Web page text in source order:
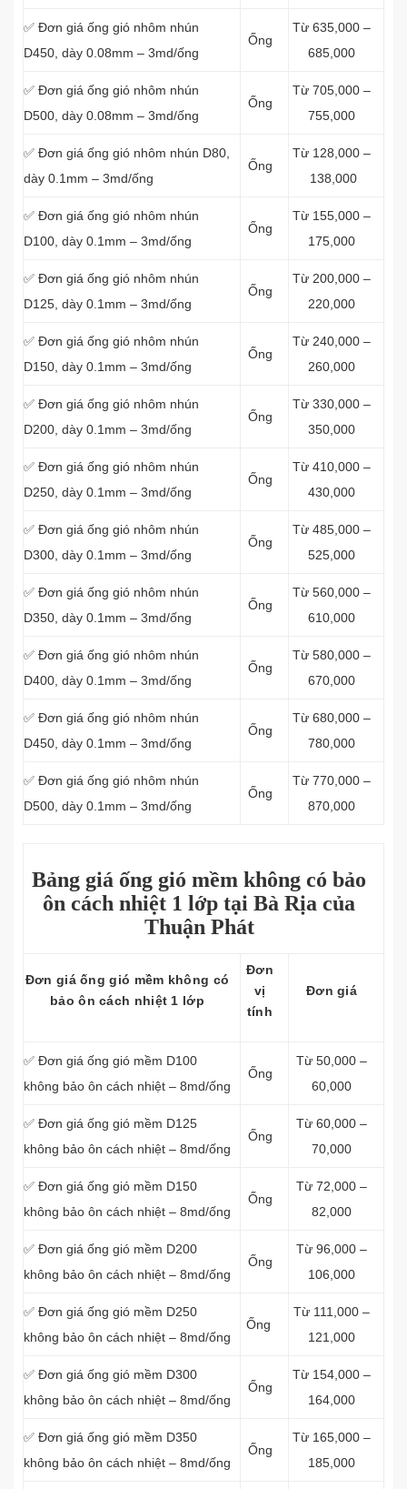
✅ Đơn giá ống gió nhôm nhún
D450, dày 0.08mm – 3md/ống
Ống
Từ 635,000 –
685,000
✅ Đơn giá ống gió nhôm nhún
D500, dày 0.08mm – 3md/ống
Ống
Từ 705,000 –
755,000
✅ Đơn giá ống gió nhôm nhún D80,
dày 0.1mm – 3md/ống
Ống
Từ 128,000 –
138,000
✅ Đơn giá ống gió nhôm nhún
D100, dày 0.1mm – 3md/ống
Ống
Từ 155,000 –
175,000
✅ Đơn giá ống gió nhôm nhún
D125, dày 0.1mm – 3md/ống
Ống
Từ 200,000 –
220,000
✅ Đơn giá ống gió nhôm nhún
D150, dày 0.1mm – 3md/ống
Ống
Từ 240,000 –
260,000
✅ Đơn giá ống gió nhôm nhún
D200, dày 0.1mm – 3md/ống
Ống
Từ 330,000 –
350,000
✅ Đơn giá ống gió nhôm nhún
D250, dày 0.1mm – 3md/ống
Ống
Từ 410,000 –
430,000
✅ Đơn giá ống gió nhôm nhún
D300, dày 0.1mm – 3md/ống
Ống
Từ 485,000 –
525,000
✅ Đơn giá ống gió nhôm nhún
D350, dày 0.1mm – 3md/ống
Ống
Từ 560,000 –
610,000
✅ Đơn giá ống gió nhôm nhún
D400, dày 0.1mm – 3md/ống
Ống
Từ 580,000 –
670,000
✅ Đơn giá ống gió nhôm nhún
D450, dày 0.1mm – 3md/ống
Ống
Từ 680,000 –
780,000
✅ Đơn giá ống gió nhôm nhún
D500, dày 0.1mm – 3md/ống
Ống
Từ 770,000 –
870,000
Bảng giá ống gió mềm không có bảo
ôn cách nhiệt 1 lớp tại Bà Rịa của
Thuận Phát
Đơn giá ống gió mềm không có
bảo ôn cách nhiệt 1 lớp
Đơn
vị
tính
Đơn giá
✅ Đơn giá ống gió mềm D100
không bảo ôn cách nhiệt – 8md/ống
Ống
Từ 50,000 –
60,000
✅ Đơn giá ống gió mềm D125
không bảo ôn cách nhiệt – 8md/ống
Ống
Từ 60,000 –
70,000
✅ Đơn giá ống gió mềm D150
không bảo ôn cách nhiệt – 8md/ống
Ống
Từ 72,000 –
82,000
✅ Đơn giá ống gió mềm D200
không bảo ôn cách nhiệt – 8md/ống
Ống
Từ 96,000 –
106,000
✅ Đơn giá ống gió mềm D250
không bảo ôn cách nhiệt – 8md/ống
Ống
Từ 111,000 –
121,000
✅ Đơn giá ống gió mềm D300
không bảo ôn cách nhiệt – 8md/ống
Ống
Từ 154,000 –
164,000
✅ Đơn giá ống gió mềm D350
không bảo ôn cách nhiệt – 8md/ống
Ống
Từ 165,000 –
185,000